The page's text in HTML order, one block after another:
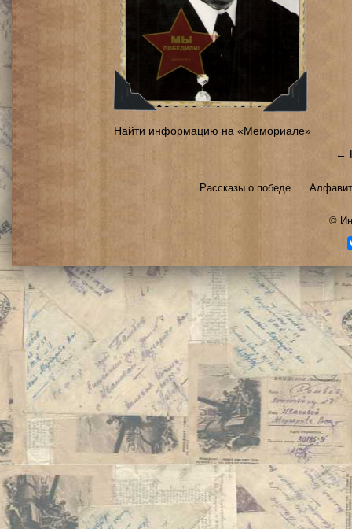
Найти информацию на «Мемориале»
←
Рассказы о победе
©